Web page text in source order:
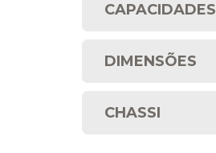
CAPACIDADES
DIMENSÕES
CHASSI